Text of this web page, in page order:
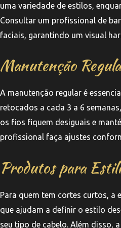
uma variedade de estilos,
Consultar um profissional de
faciais, garantindo um visual
Manutenção
A manutenção regular é
retocados a cada 3 a 6
os fios fiquem desiguais e
profissional faça ajustes
Produtos para
Para quem tem cortes curtos, a
que ajudam a definir o estilo
seu tipo de cabelo. Além disso,